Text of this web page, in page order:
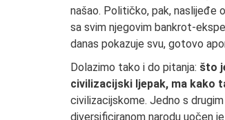
našao. Političko, pak, naslijeđe
sa svim njegovim bankrot-
danas pokazuje svu, gotovo
Dolazimo tako i do pitanja: što
civilizacijski ljepak, ma kako
civilizacijskome. Jedno s
diversificiranom narodu uočen